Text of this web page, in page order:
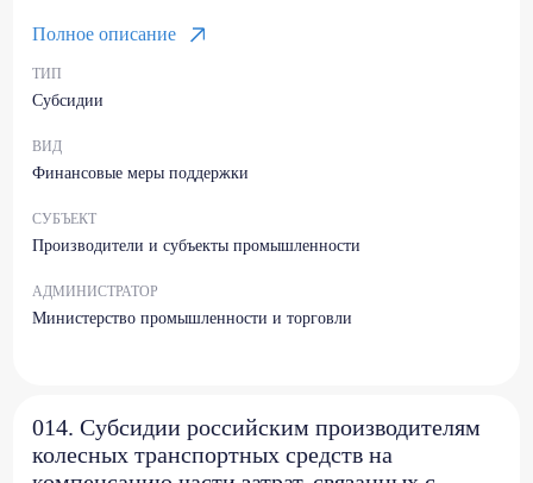
Полное описание
ТИП
Субсидии
ВИД
Финансовые меры поддержки
СУБЪЕКТ
Производители и субъекты промышленности
АДМИНИСТРАТОР
Министерство промышленности и торговли
014. Субсидии российским производителям
колесных транспортных средств на